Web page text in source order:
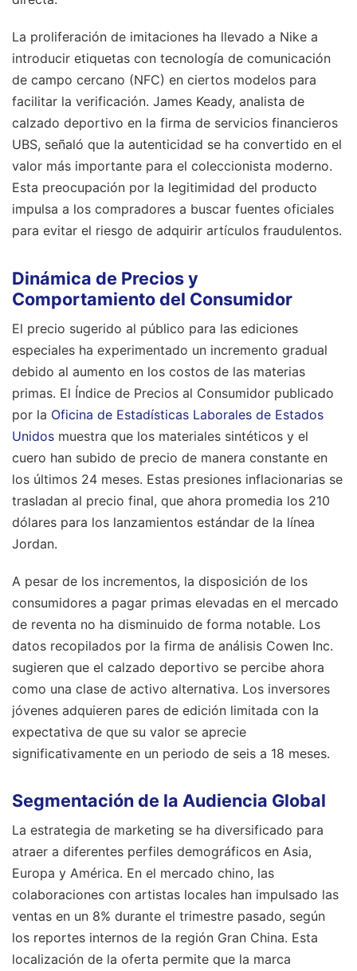
La proliferación de imitaciones ha llevado a Nike a
introducir etiquetas con tecnología de comunicación
de campo cercano (NFC) en ciertos modelos para
facilitar la verificación. James Keady, analista de
calzado deportivo en la firma de servicios financieros
UBS, señaló que la autenticidad se ha convertido en el
valor más importante para el coleccionista moderno.
Esta preocupación por la legitimidad del producto
impulsa a los compradores a buscar fuentes oficiales
para evitar el riesgo de adquirir artículos fraudulentos.
Dinámica de Precios y
Comportamiento del Consumidor
El precio sugerido al público para las ediciones
especiales ha experimentado un incremento gradual
debido al aumento en los costos de las materias
primas. El Índice de Precios al Consumidor publicado
por la Oficina de Estadísticas Laborales de Estados
Unidos muestra que los materiales sintéticos y el
cuero han subido de precio de manera constante en
los últimos 24 meses. Estas presiones inflacionarias se
trasladan al precio final, que ahora promedia los 210
dólares para los lanzamientos estándar de la línea
Jordan.
A pesar de los incrementos, la disposición de los
consumidores a pagar primas elevadas en el mercado
de reventa no ha disminuido de forma notable. Los
datos recopilados por la firma de análisis Cowen Inc.
sugieren que el calzado deportivo se percibe ahora
como una clase de activo alternativa. Los inversores
jóvenes adquieren pares de edición limitada con la
expectativa de que su valor se aprecie
significativamente en un periodo de seis a 18 meses.
Segmentación de la Audiencia Global
La estrategia de marketing se ha diversificado para
atraer a diferentes perfiles demográficos en Asia,
Europa y América. En el mercado chino, las
colaboraciones con artistas locales han impulsado las
ventas en un 8% durante el trimestre pasado, según
los reportes internos de la región Gran China. Esta
localización de la oferta permite que la marca